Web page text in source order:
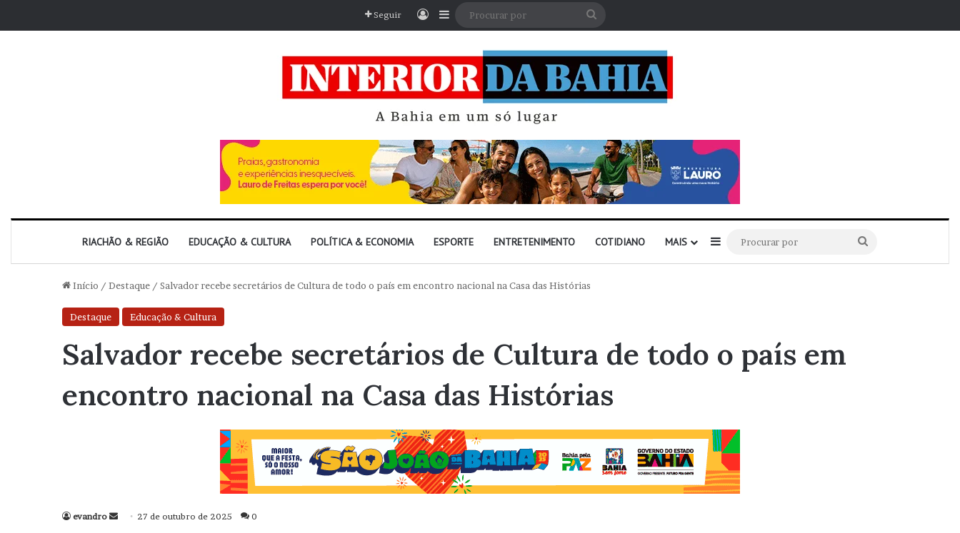
Seguir EntrarBarra Lateral
RIACHÃO & REGIÃO EDUCAÇÃO & CULTURA POLÍTICA & ECONOMIA ESPORTE ENTRETENIMENTO COTIDIANO MAIS Barra Lateral
por
Início / Destaque / Salvador recebe secretários de Cultura de todo o país em encontro nacional na Casa das Histórias
Destaque Educação & Cultura
Salvador recebe secretários de Cultura de todo o país em
encontro nacional na Casa das Histórias
evandro
Mande27 de outubro de 2025 0